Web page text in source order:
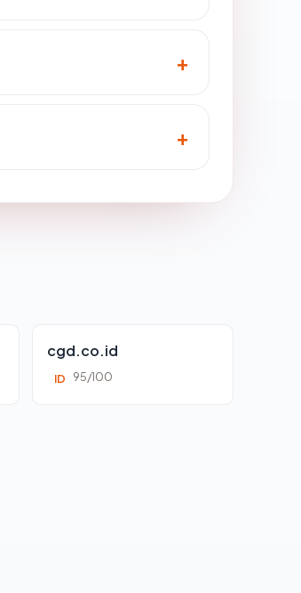
cgd.co.id
ID 95/100